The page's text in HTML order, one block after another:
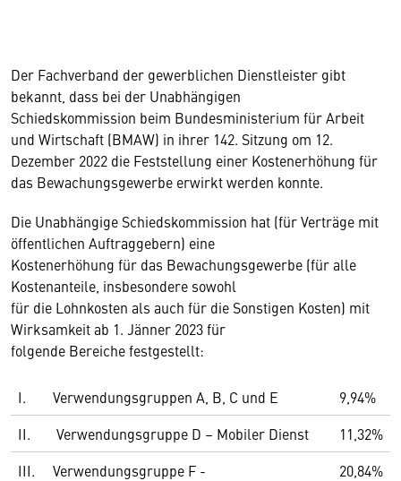
Der Fachverband der gewerblichen Dienstleister gibt
bekannt, dass bei der Unabhängigen
Schiedskommission beim Bundesministerium für Arbeit
und Wirtschaft (BMAW) in ihrer 142. Sitzung om 12.
Dezember 2022 die Feststellung einer Kostenerhöhung für
das Bewachungsgewerbe erwirkt werden konnte.
Die Unabhängige Schiedskommission hat (für Verträge mit
öffentlichen Auftraggebern) eine
Kostenerhöhung für das Bewachungsgewerbe (für alle
Kostenanteile, insbesondere sowohl
für die Lohnkosten als auch für die Sonstigen Kosten) mit
Wirksamkeit ab 1. Jänner 2023 für
folgende Bereiche festgestellt:
I. Verwendungsgruppen A, B, C und E
9,94%
II.
Verwendungsgruppe D – Mobiler Dienst
11,32%
III.
Verwendungsgruppe F -
20,84%